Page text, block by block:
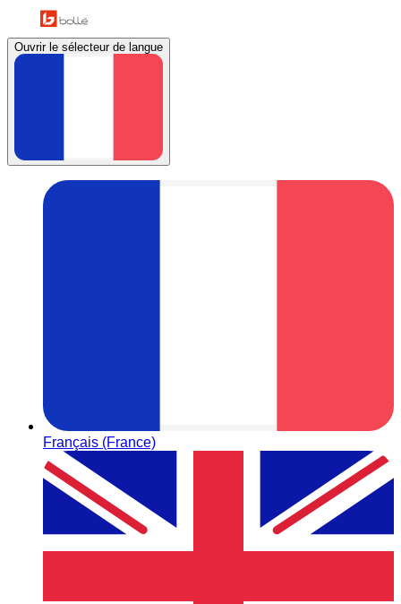
Ouvrir le sélecteur de langue
Français (France)